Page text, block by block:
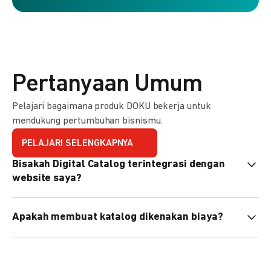
Pertanyaan Umum
Pelajari bagaimana produk DOKU bekerja untuk
mendukung pertumbuhan bisnismu.
PELAJARI SELENGKAPNYA
Bisakah Digital Catalog terintegrasi dengan
website saya?
atau menyematkan QR code di website Anda.
Apakah membuat katalog dikenakan biaya?